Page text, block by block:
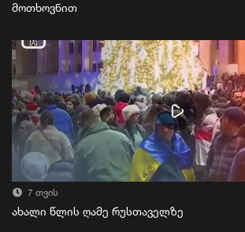
მოთხოვნით
7 თვის
ახალი წლის ღამე რუსთაველზე